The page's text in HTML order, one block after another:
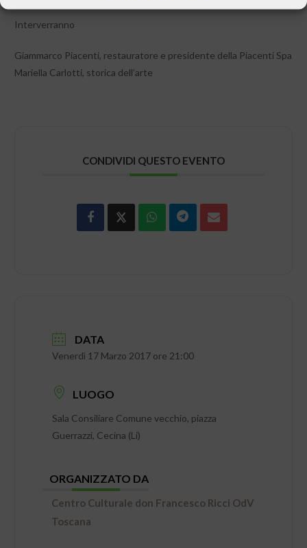
Interverranno
Giammarco Piacenti, restauratore e presidente della Piacenti Spa
Mariella Carlotti, storica dell’arte
CONDIVIDI QUESTO EVENTO
DATA
Venerdì 17 Marzo 2017 ore 21:00
LUOGO
Sala Consiliare Comune vecchio, piazza
Guerrazzi, Cecina (Li)
ORGANIZZATO DA
Centro Culturale don Francesco Ricci OdV
Toscana